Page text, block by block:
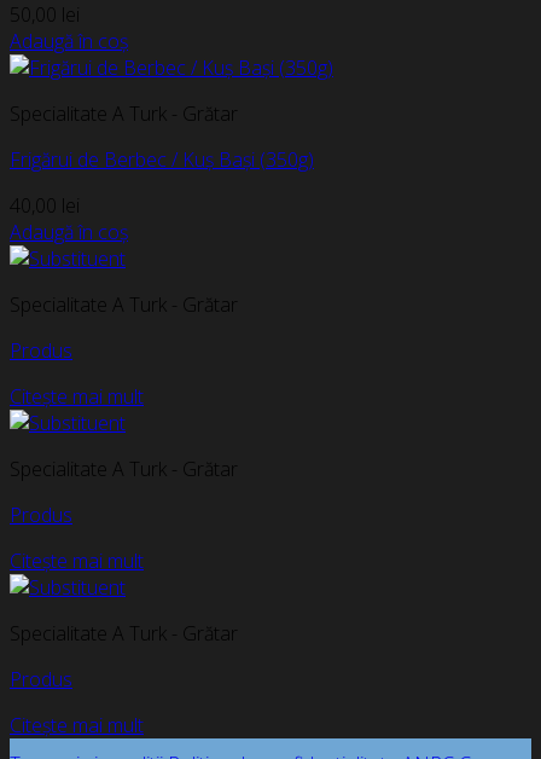
50,00 lei
Adaugă în coș
Specialitate A Turk - Grătar
Frigărui de Berbec / Kuș Bași (350g)
40,00 lei
Adaugă în coș
Specialitate A Turk - Grătar
Produs
Citește mai mult
Specialitate A Turk - Grătar
Produs
Citește mai mult
Specialitate A Turk - Grătar
Produs
Citește mai mult